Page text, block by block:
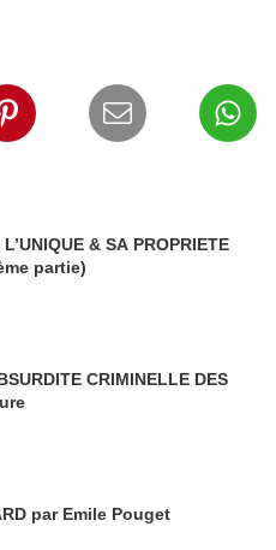
& SA PROPRIETE
partie)
CRIMINELLE DES
par Emile Pouget